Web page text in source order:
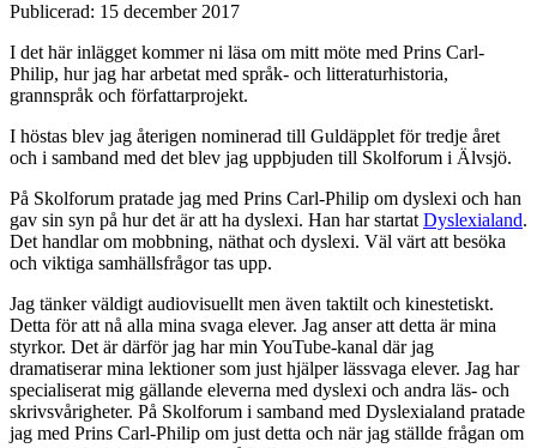
Publicerad: 15 december 2017
I det här inlägget kommer ni läsa om mitt möte med Prins Carl-
Philip, hur jag har arbetat med språk- och litteraturhistoria,
grannspråk och författarprojekt.
I höstas blev jag återigen nominerad till Guldäpplet för tredje året
och i samband med det blev jag uppbjuden till Skolforum i Älvsjö.
På Skolforum pratade jag med Prins Carl-Philip om dyslexi och han
gav sin syn på hur det är att ha dyslexi. Han har startat Dyslexialand.
Det handlar om mobbning, näthat och dyslexi. Väl värt att besöka
och viktiga samhällsfrågor tas upp.
Jag tänker väldigt audiovisuellt men även taktilt och kinestetiskt.
Detta för att nå alla mina svaga elever. Jag anser att detta är mina
styrkor. Det är därför jag har min YouTube-kanal där jag
dramatiserar mina lektioner som just hjälper lässvaga elever. Jag har
specialiserat mig gällande eleverna med dyslexi och andra läs- och
skrivsvårigheter. På Skolforum i samband med Dyslexialand pratade
jag med Prins Carl-Philip om just detta och när jag ställde frågan om